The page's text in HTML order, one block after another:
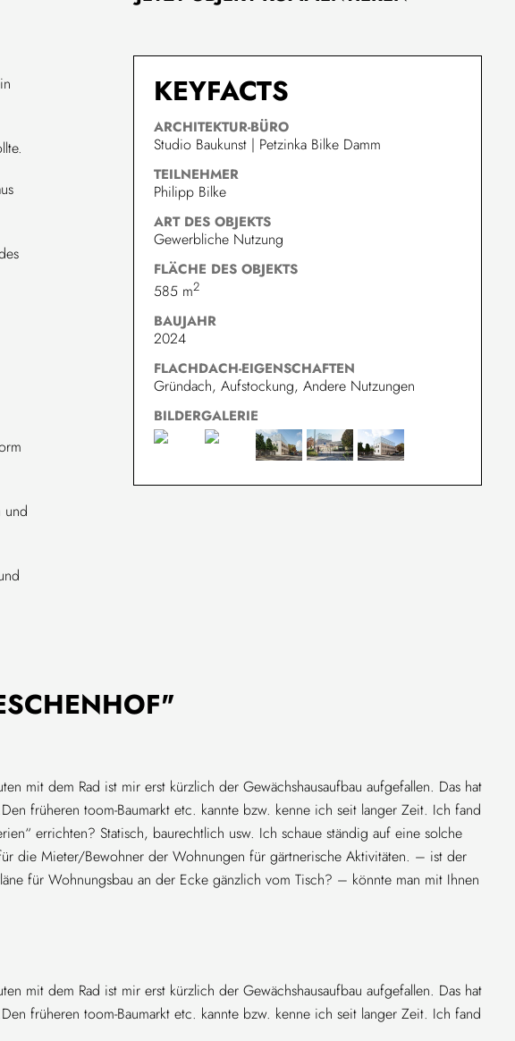
und
KEYFACTS
ARCHITEKTUR-BÜRO
Studio Baukunst | Petzinka Bilke Damm
TEILNEHMER
Philipp Bilke
ART DES OBJEKTS
Gewerbliche Nutzung
FLÄCHE DES OBJEKTS
585 m2
BAUJAHR
2024
FLACHDACH-EIGENSCHAFTEN
Gründach, Aufstockung, Andere Nutzungen
BILDERGALERIE
mit dem Rad ist mir erst kürzlich der Gewächshausaufbau aufgefallen. Das hat
früheren toom-Baumarkt etc. kannte bzw. kenne ich seit langer Zeit. Ich fand
errichten? Statisch, baurechtlich usw. Ich schaue ständig auf eine solche
die Mieter/Bewohner der Wohnungen für gärtnerische Aktivitäten. – ist der
für Wohnungsbau an der Ecke gänzlich vom Tisch? – könnte man mit Ihnen
mit dem Rad ist mir erst kürzlich der Gewächshausaufbau aufgefallen. Das hat
früheren toom-Baumarkt etc. kannte bzw. kenne ich seit langer Zeit. Ich fand